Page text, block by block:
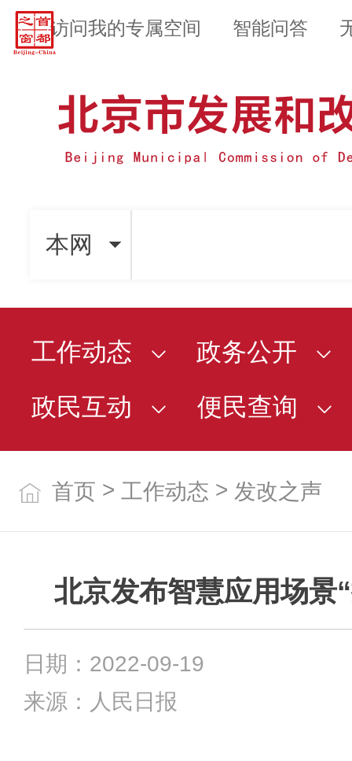
访问我的专属空间 智能问答
本网
工作动态
政务公开
政民互动
便民查询
首页 > 工作动态 > 发改之声
北京发布智慧应用场景
日期：2022-09-19
来源：人民日报